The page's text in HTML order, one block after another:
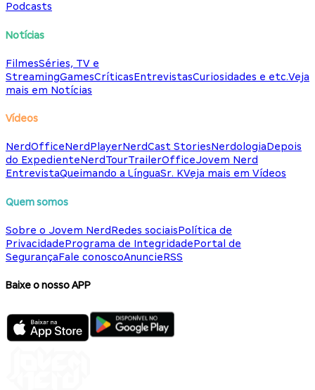
Podcasts
Notícias
FilmesSéries, TV e
StreamingGamesCríticasEntrevistasCuriosidades e etc.Veja
mais em Notícias
Vídeos
NerdOfficeNerdPlayerNerdCast StoriesNerdologiaDepois
do ExpedienteNerdTourTrailerOfficeJovem Nerd
EntrevistaQueimando a LínguaSr. KVeja mais em Vídeos
Quem somos
Sobre o Jovem NerdRedes sociaisPolítica de
PrivacidadePrograma de IntegridadePortal de
SegurançaFale conoscoAnuncieRSS
Baixe o nosso APP